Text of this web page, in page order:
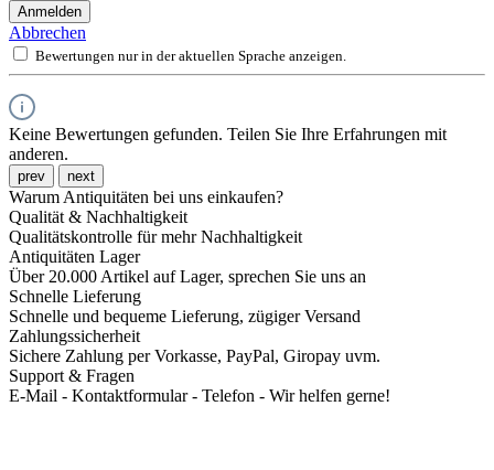
Anmelden
Abbrechen
Bewertungen nur in der aktuellen Sprache anzeigen.
Keine Bewertungen gefunden. Teilen Sie Ihre Erfahrungen mit
anderen.
prev next
Warum Antiquitäten bei uns einkaufen?
Qualität & Nachhaltigkeit
Qualitätskontrolle für mehr Nachhaltigkeit
Antiquitäten Lager
Über 20.000 Artikel auf Lager, sprechen Sie uns an
Schnelle Lieferung
Schnelle und bequeme Lieferung, zügiger Versand
Zahlungssicherheit
Sichere Zahlung per Vorkasse, PayPal, Giropay uvm.
Support & Fragen
E-Mail - Kontaktformular - Telefon - Wir helfen gerne!